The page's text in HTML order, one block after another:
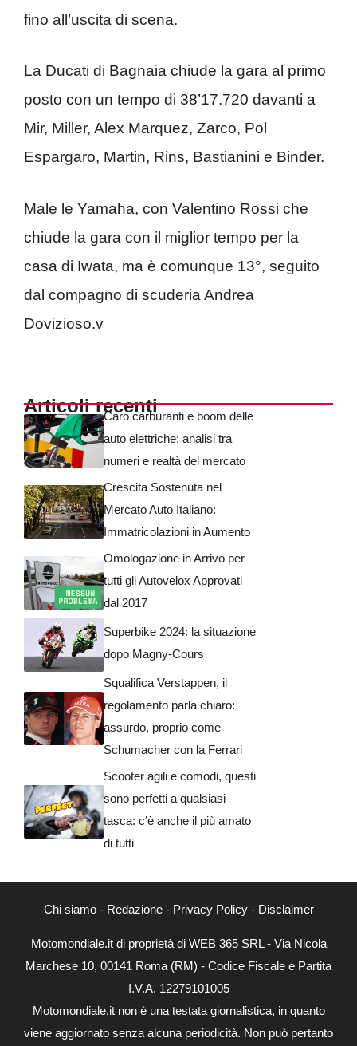
fino all’uscita di scena.
La Ducati di Bagnaia chiude la gara al primo
posto con un tempo di 38’17.720 davanti a
Mir, Miller, Alex Marquez, Zarco, Pol
Espargaro, Martin, Rins, Bastianini e Binder.
Male le Yamaha, con Valentino Rossi che
chiude la gara con il miglior tempo per la
casa di Iwata, ma è comunque 13°, seguito
dal compagno di scuderia Andrea
Dovizioso.v
Articoli recentiCaro carburanti e boom delle
auto elettriche: analisi tra
numeri e realtà del mercato
Crescita Sostenuta nel
Mercato Auto Italiano:
Immatricolazioni in Aumento
Omologazione in Arrivo per
tutti gli Autovelox Approvati
dal 2017
Superbike 2024: la situazione
dopo Magny-Cours
Squalifica Verstappen, il
regolamento parla chiaro:
assurdo, proprio come
Schumacher con la Ferrari
Scooter agili e comodi, questi
sono perfetti a qualsiasi
tasca: c’è anche il più amato
di tutti
Chi siamo- Redazione- Privacy Policy- Disclaimer
Motomondiale.it di proprietà di WEB 365 SRL - Via Nicola
Marchese 10, 00141 Roma (RM) - Codice Fiscale e Partita
I.V.A. 12279101005
Motomondiale.it non è una testata giornalistica, in quanto
viene aggiornato senza alcuna periodicità. Non può pertanto